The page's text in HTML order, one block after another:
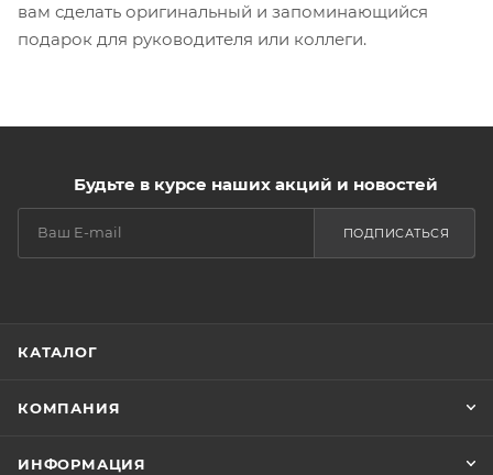
вам сделать оригинальный и запоминающийся
подарок для руководителя или коллеги.
Будьте в курсе наших акций и новостей
ПОДПИСАТЬСЯ
КАТАЛОГ
КОМПАНИЯ
ИНФОРМАЦИЯ